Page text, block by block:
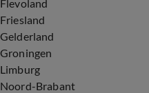
Flevoland
Friesland
Gelderland
Groningen
Limburg
Noord-Brabant